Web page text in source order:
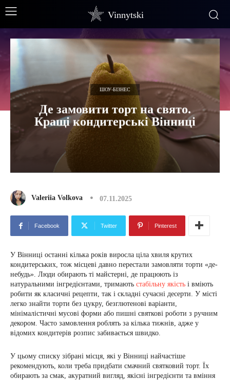
Vinnytski
ШОУ-БІЗНЕС
Де замовити торт на свято.
Кращі кондитерські Вінниці
Valeriia Volkova 07.11.2025
Facebook Twitter Pinterest
У Вінниці останні кілька років виросла ціла хвиля крутих
кондитерських, тож місцеві давно перестали замовляти торти «де-
небудь». Люди обирають ті майстерні, де працюють із
натуральними інгредієнтами, тримають стабільну якість і вміють
робити як класичні рецепти, так і складні сучасні десерти. У місті
легко знайти торти без цукру, безглютенові варіанти,
мінімалістичні мусові форми або пишні святкові роботи з ручним
декором. Часто замовлення роблять за кілька тижнів, адже у
відомих кондитерів розпис забивається швидко.
У цьому списку зібрані місця, які у Вінниці найчастіше
рекомендують, коли треба придбати смачний святковий торт. Їх
обирають за смак, акуратний вигляд, якісні інгредієнти та вміння